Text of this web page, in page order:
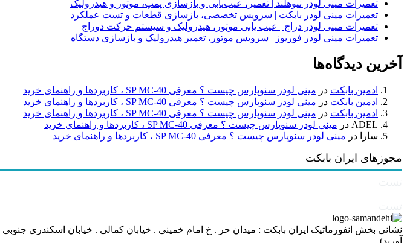
تعمیرات مینی لودر نیوهلند | تعمیر، عیب‌یابی و بازسازی پمپ، موتور و هیدرولیک
تعمیرات مینی لودر بابکت | سرویس تخصصی، بازسازی قطعات و تست عملکرد
تعمیرات مینی لودر دراج | عیب یابی موتور، هیدرولیک و سیستم حرکت دوراج
تعمیرات مینی لودر فوریوز | سرویس موتور، تعمیر هیدرولیک و بازسازی دستگاه
آخرین دیدگاه‌ها
ادمین بابکت در مینی لودر سنوپارس چیست ؟ معرفی SP MC-40 ، کاربردها و راهنمای خرید
ادمین بابکت در مینی لودر سنوپارس چیست ؟ معرفی SP MC-40 ، کاربردها و راهنمای خرید
ادمین بابکت در مینی لودر سنوپارس چیست ؟ معرفی SP MC-40 ، کاربردها و راهنمای خرید
ADEL در مینی لودر سنوپارس چیست ؟ معرفی SP MC-40 ، کاربردها و راهنمای خرید
سارا
در مینی لودر سنوپارس چیست ؟ معرفی SP MC-40 ، کاربردها و راهنمای خرید
مجوزهای ایران بابکت
آورید)